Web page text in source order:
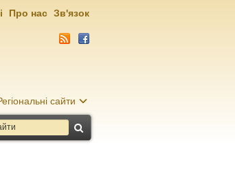
сайти
Про нас Зв'язок